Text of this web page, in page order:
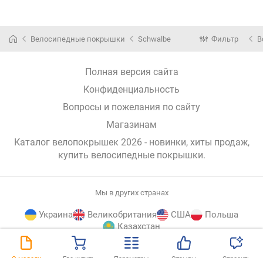
Велосипедные покрышки Schwalbe Фильтр
Полная версия сайта
Конфиденциальность
Вопросы и пожелания по сайту
Магазинам
Каталог велопокрышек 2026 - новинки, хиты продаж,
купить велосипедные покрышки.
Мы в других странах
Украина Великобритания США
Польша
Казахстан